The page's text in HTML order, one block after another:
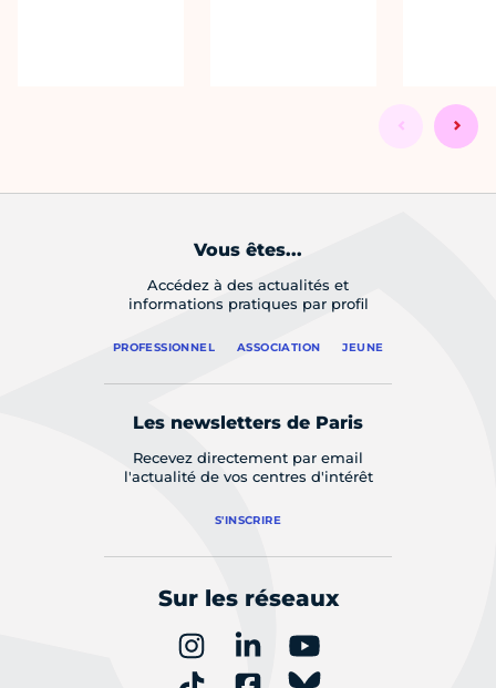
Vous êtes...
Accédez à des actualités et
informations pratiques par profil
PROFESSIONNEL ASSOCIATION JEUNE
Les newsletters de Paris
Recevez directement par email
l'actualité de vos centres d'intérêt
S'INSCRIRE
Sur les réseaux